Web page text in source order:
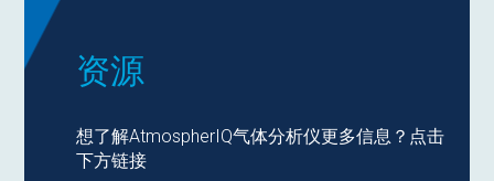
资源
想了解AtmospherIQ气体分析仪更多信息？点击
下方链接